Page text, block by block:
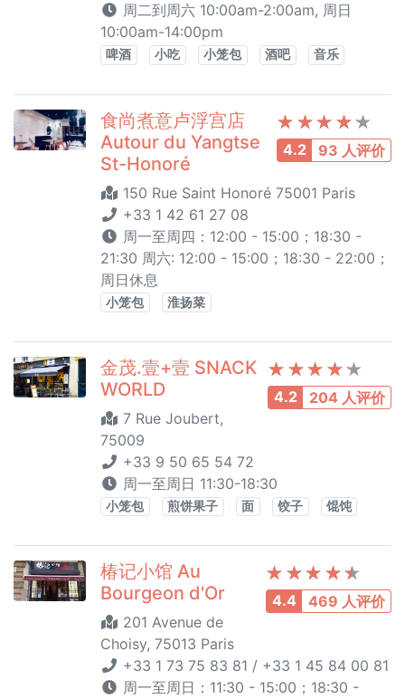
周二到周六 10:00am-2:00am, 周日
10:00am-14:00pm
啤酒 小吃 小笼包 酒吧 音乐
4.2 93 人评价
食尚煮意卢浮宫店
Autour du Yangtse
St-Honoré
150 Rue Saint Honoré 75001 Paris
+33 1 42 61 27 08
周一至周四：12:00 - 15:00；18:30 -
21:30 周六: 12:00 - 15:00；18:30 - 22:00；
周日休息
小笼包 淮扬菜
4.2 204 人评价
金茂.壹+壹 SNACK
WORLD
7 Rue Joubert,
75009
+33 9 50 65 54 72
周一至周日 11:30-18:30
小笼包 煎饼果子 面 饺子 馄饨
4.4 469 人评价
椿记小馆 Au
Bourgeon d'Or
201 Avenue de
Choisy, 75013 Paris
+33 1 73 75 83 81 / +33 1 45 84 00 81
周一至周日：11:30 - 15:00；18:30 -